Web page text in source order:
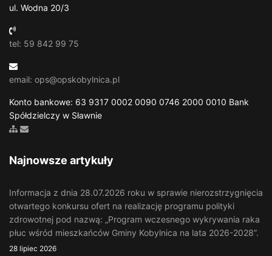
ul. Wodna 20/3
tel: 59 842 99 75
email: ops@opskobylnica.pl
Konto bankowe: 63 9317 0002 0090 0746 2000 0010 Bank
Spółdzielczy w Sławnie
Zobacz mapę strony
Wyślij email
Najnowsze artykuły
Informacja z dnia 28.07.2026 roku w sprawie nierozstrzygnięcia
otwartego konkursu ofert na realizację programu polityki
zdrowotnej pod nazwą: „Program wczesnego wykrywania raka
płuc wśród mieszkańców Gminy Kobylnica na lata 2026-2028”.
28 lipiec 2026